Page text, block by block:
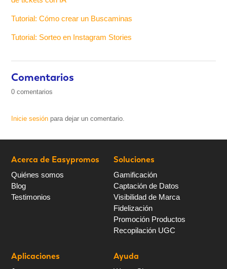
Tutorial: Cómo crear un Buscaminas
Tutorial: Sorteo en Instagram Stories
Comentarios
0 comentarios
Inicie sesión para dejar un comentario.
Acerca de Easypromos
Quiénes somos
Blog
Testimonios
Soluciones
Gamificación
Captación de Datos
Visibilidad de Marca
Fidelización
Promoción Productos
Recopilación UGC
Aplicaciones Ayuda